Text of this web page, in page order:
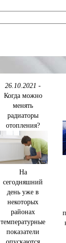
26.10.2021 -
Когда можно
менять
радиаторы
отопления?
На
сегодняшний
день уже в
некоторых
районах
температурные
показатели